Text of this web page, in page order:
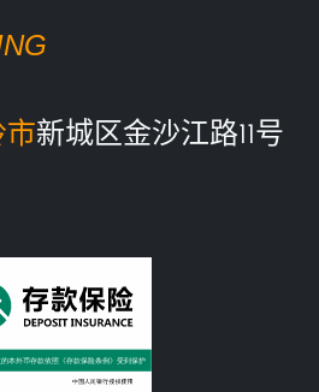
市新城区金沙江路11号